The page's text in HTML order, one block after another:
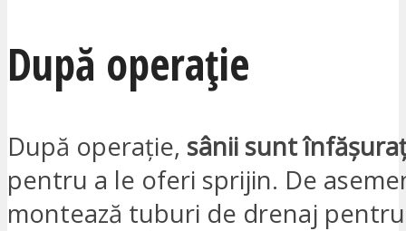
După operație
După operație, sânii sunt
pentru a le oferi sprijin. De
montează tuburi de drenaj